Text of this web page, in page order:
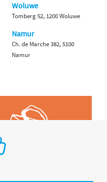
Woluwe
Tomberg 52, 1200 Woluwe
Namur
Ch. de Marche 382, 5100
Namur